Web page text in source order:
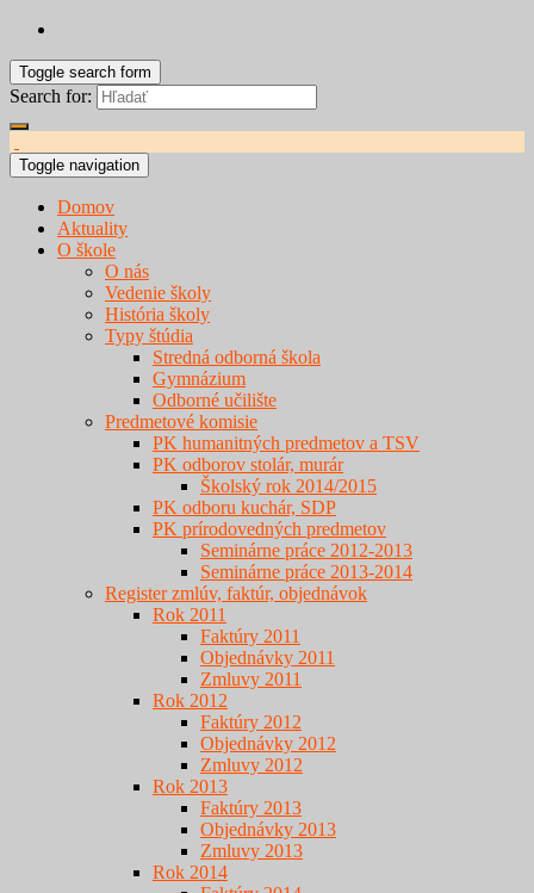
Toggle search form
Search for:
Toggle navigation
Domov
Aktuality
O škole
O nás
Vedenie školy
História školy
Typy štúdia
Stredná odborná škola
Gymnázium
Odborné učilište
Predmetové komisie
PK humanitných predmetov a TSV
PK odborov stolár, murár
Školský rok 2014/2015
PK odboru kuchár, SDP
PK prírodovedných predmetov
Seminárne práce 2012-2013
Seminárne práce 2013-2014
Register zmlúv, faktúr, objednávok
Rok 2011
Faktúry 2011
Objednávky 2011
Zmluvy 2011
Rok 2012
Faktúry 2012
Objednávky 2012
Zmluvy 2012
Rok 2013
Faktúry 2013
Objednávky 2013
Zmluvy 2013
Rok 2014